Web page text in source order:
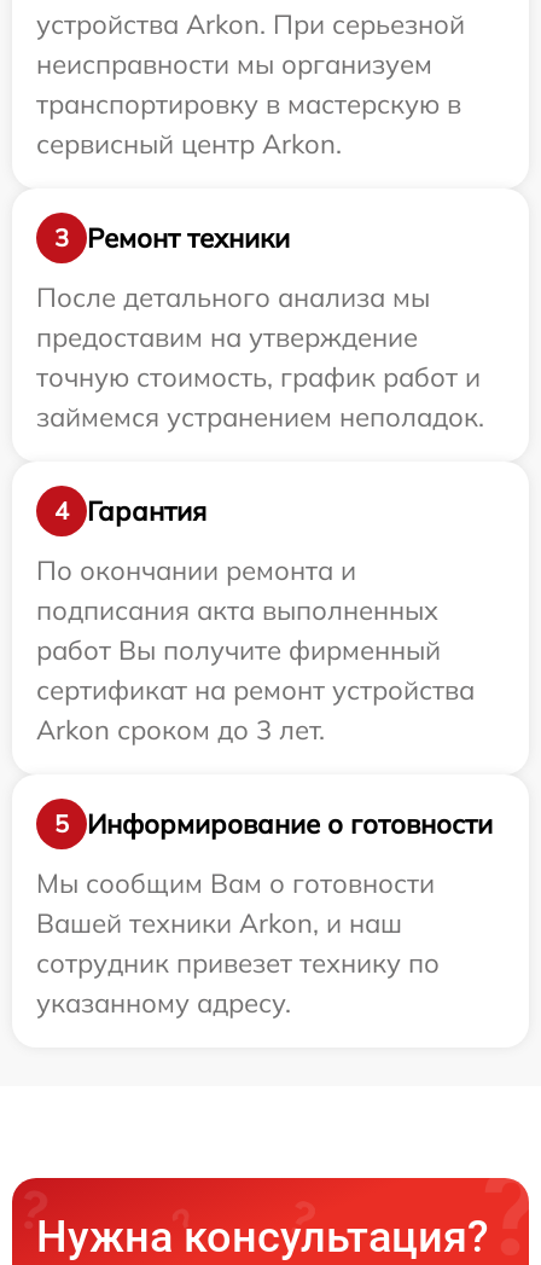
устройства Arkon. При серьезной
неисправности мы организуем
транспортировку в мастерскую в
сервисный центр Arkon.
3
Ремонт техники
После детального анализа мы
предоставим на утверждение
точную стоимость, график работ и
займемся устранением неполадок.
4
Гарантия
По окончании ремонта и
подписания акта выполненных
работ Вы получите фирменный
сертификат на ремонт устройства
Arkon сроком до 3 лет.
5
Информирование о готовности
Мы сообщим Вам о готовности
Вашей техники Arkon, и наш
сотрудник привезет технику по
указанному адресу.
Нужна консультация?